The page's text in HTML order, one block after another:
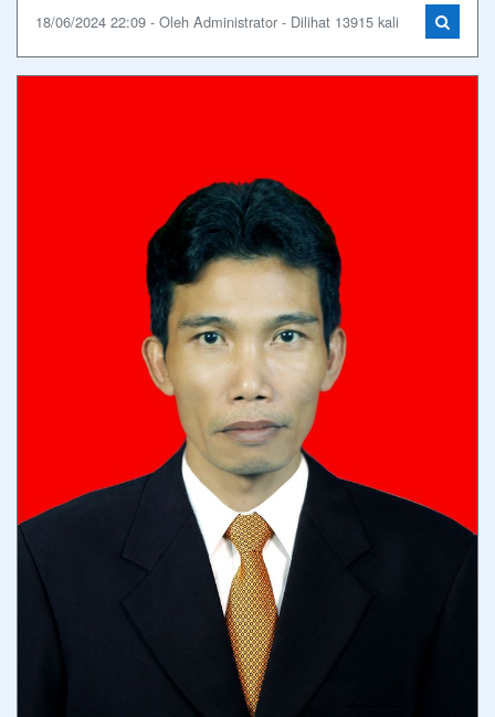
18/06/2024 22:09 - Oleh Administrator - Dilihat 13915 kali